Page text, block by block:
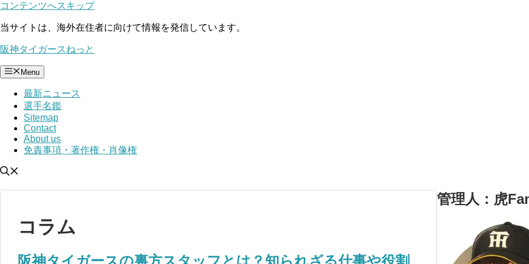
コンテンツへスキップ
当サイトは、海外在住者に向けて情報を発信しています。
阪神タイガースねっと
Menu
最新ニュース
選手名鑑
Sitemap
Contact
About us
免責事項・著作権・肖像権
コラム
管理人：虎